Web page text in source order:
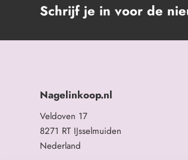
Schrijf je in voor de
Nagelinkoop.nl
Veldoven 17
8271 RT IJsselmuiden
Nederland